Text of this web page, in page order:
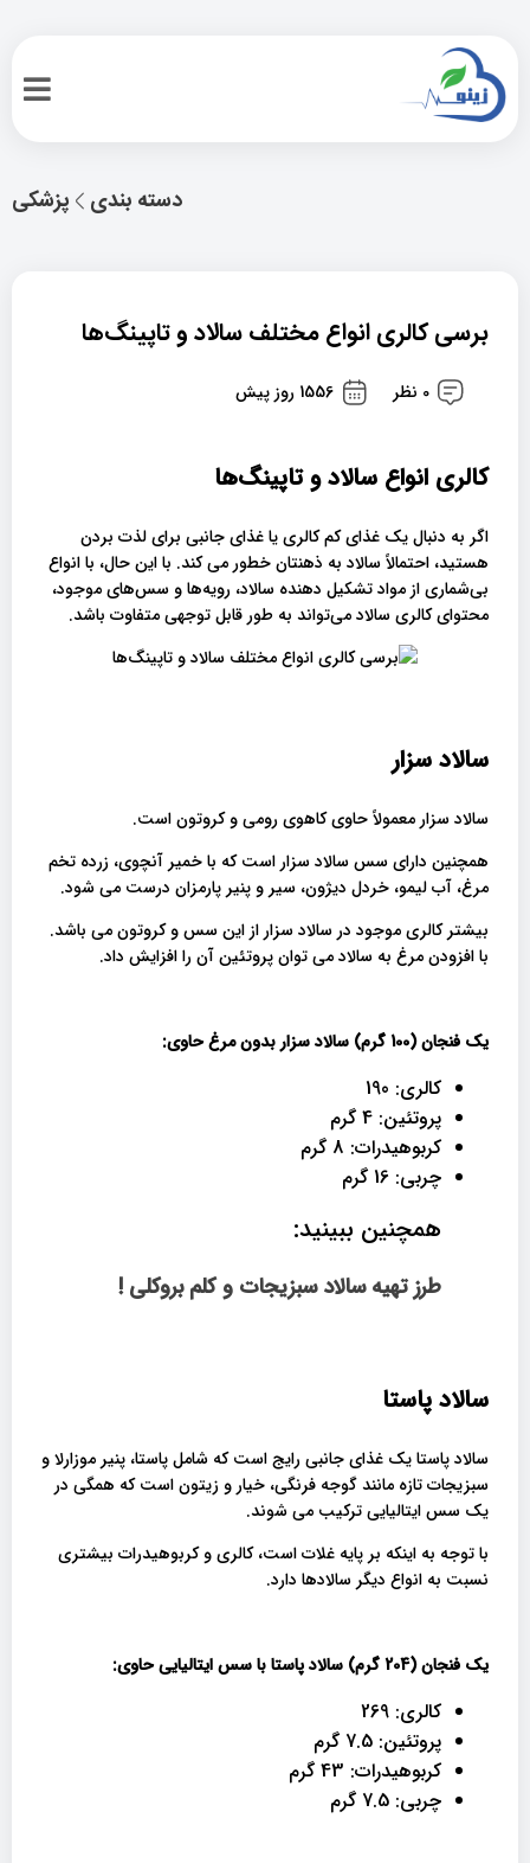
پزشکی دسته بندی
برسی کالری انواع مختلف سالاد و تاپینگ‌ها
0 نظر 1556 روز پیش
کالری انواع سالاد و تاپینگ‌ها
اگر به دنبال یک غذای کم کالری یا غذای جانبی برای لذت بردن
هستید، احتمالاً سالاد به ذهنتان خطور می کند. با این حال، با انواع
بی‌شماری از مواد تشکیل دهنده سالاد، رویه‌ها و سس‌های موجود،
محتوای کالری سالاد می‌تواند به طور قابل توجهی متفاوت باشد.
سالاد سزار
سالاد سزار معمولاً حاوی کاهوی رومی و کروتون است.
همچنین دارای سس سالاد سزار است که با خمیر آنچوی، زرده تخم
مرغ، آب لیمو، خردل دیژون، سیر و پنیر پارمزان درست می شود.
بیشتر کالری موجود در سالاد سزار از این سس و کروتون می باشد.
با افزودن مرغ به سالاد می توان پروتئین آن را افزایش داد.
یک فنجان (100 گرم) سالاد سزار بدون مرغ حاوی:
کالری: 190
پروتئین: 4 گرم
کربوهیدرات: 8 گرم
چربی: 16 گرم
همچنین ببینید:
طرز تهیه سالاد سبزیجات و کلم بروکلی !
سالاد پاستا
سالاد پاستا یک غذای جانبی رایج است که شامل پاستا، پنیر موزارلا و
سبزیجات تازه مانند گوجه فرنگی، خیار و زیتون است که همگی در
یک سس ایتالیایی ترکیب می شوند.
با توجه به اینکه بر پایه غلات است، کالری و کربوهیدرات بیشتری
نسبت به انواع دیگر سالادها دارد.
یک فنجان (204 گرم) سالاد پاستا با سس ایتالیایی حاوی:
کالری: 269
پروتئین: 7.5 گرم
کربوهیدرات: 43 گرم
چربی: 7.5 گرم